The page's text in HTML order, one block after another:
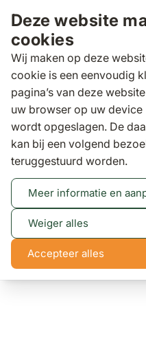
Deze website
cookies
Wij maken op deze
cookie is een eenvoudig
pagina’s van deze
uw browser op uw
wordt opgeslagen. De
kan bij een volgend
teruggestuurd worden.
Meer informatie en
Weiger alles
Accepteer alles
Zoeken
Tuinsets
dining
Lifestyle Estancia/
5-delig